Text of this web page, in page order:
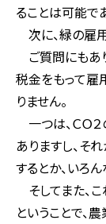
ることは可能で
次に、緑の雇
ご質問にもあ
税金をもって雇
りません。
一つは、ＣＯ
ありますし、そ
するとか、いろ
そしてまた、
ということで、